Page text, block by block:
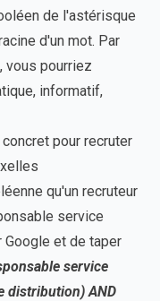
de l'astérisque
d'un mot. Par
vous pourriez
informatif,
pour recruter
qu'un recruteur
service
Google et de taper
service
distribution) AND